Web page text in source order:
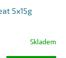
5x15g
Skladem